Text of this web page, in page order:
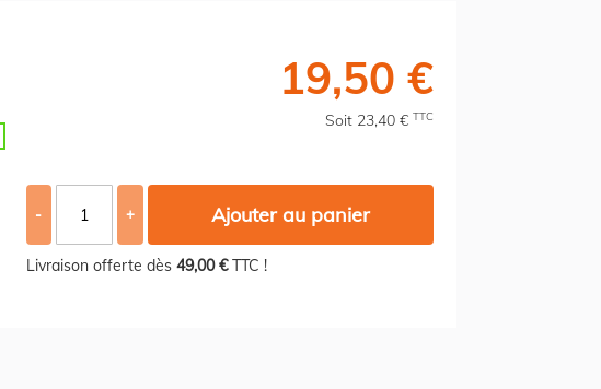
19,50 €
Soit 23,40 € TTC
- + Ajouter au panier
Livraison offerte dès 49,00 €TTC !